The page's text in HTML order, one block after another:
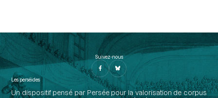
Suivez-nous
Les perséides
Un dispositif pensé par Persée pour la valorisation de corpus